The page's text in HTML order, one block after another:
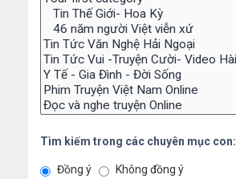
Tìm kiếm trong các chuyên mục con:
Đồng ý Không đồng ý